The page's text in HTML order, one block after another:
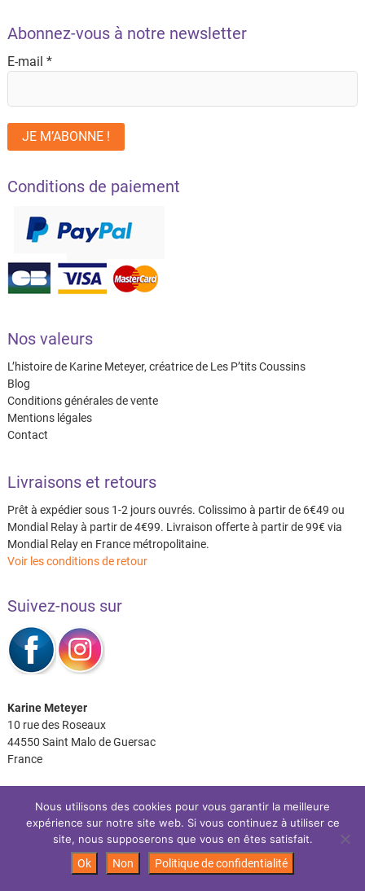
Abonnez-vous à notre newsletter
E-mail *
Conditions de paiement
Nos valeurs
L’histoire de Karine Meteyer, créatrice de Les P’tits Coussins
Blog
Conditions générales de vente
Mentions légales
Contact
Livraisons et retours
Prêt à expédier sous 1-2 jours ouvrés. Colissimo à partir de 6€49 ou
Mondial Relay à partir de 4€99. Livraison offerte à partir de 99€ via
Mondial Relay en France métropolitaine.
Voir les conditions de retour
Suivez-nous sur
Karine Meteyer
10 rue des Roseaux
44550 Saint Malo de Guersac
France
Facebook
Instagram
Les P’tits Coussins | Site réalisé par:IDéales| © 2026
Nous utilisons des cookies pour vous garantir la meilleure
expérience sur notre site web. Si vous continuez à utiliser ce
site, nous supposerons que vous en êtes satisfait.
Ok
Non Politique de confidentialité